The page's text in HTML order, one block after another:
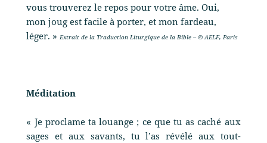
vous trouverez le repos pour votre âme. Oui,
mon joug est facile à porter, et mon fardeau,
léger. » Extrait de la Traduction Liturgique de la Bible – © AELF, Paris
Méditation
« Je proclame ta louange ; ce que tu as caché aux
sages et aux savants, tu l’as révélé aux tout-